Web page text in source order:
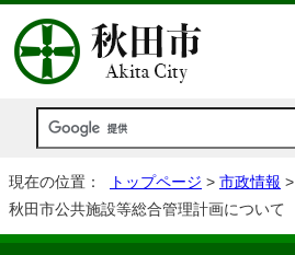
現在の位置： トップページ > 市政情報 >
秋田市公共施設等総合管理計画について